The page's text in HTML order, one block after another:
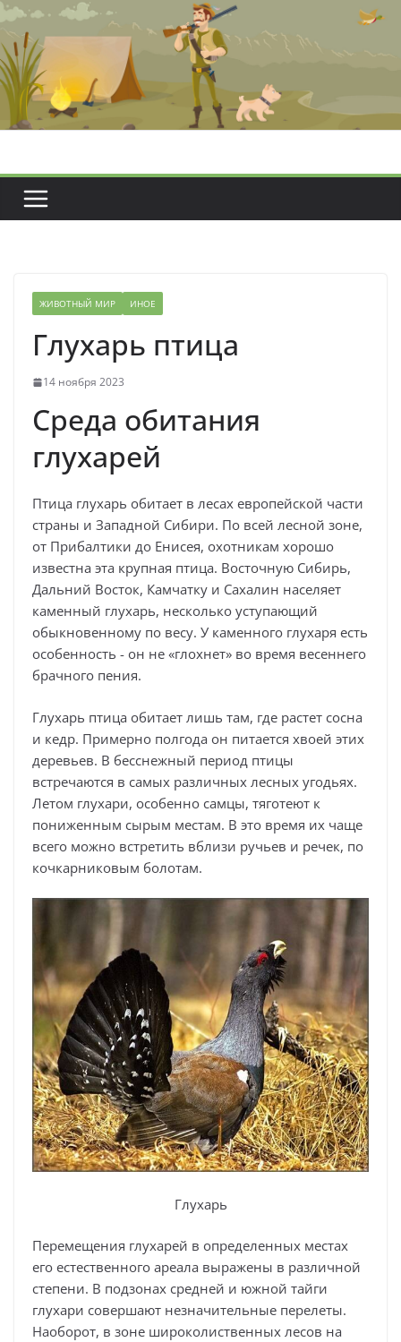
Перейти
содержимому
ЖИВОТНЫЙ МИР ИНОЕ
Глухарь птица
14 ноября 2023
Среда обитания
глухарей
Птица глухарь обитает в лесах европейской части
страны и Западной Сибири. По всей лесной зоне,
от Прибалтики до Енисея, охотникам хорошо
известна эта крупная птица. Восточную Сибирь,
Дальний Восток, Камчатку и Сахалин населяет
каменный глухарь, несколько уступающий
обыкновенному по весу. У каменного глухаря есть
особенность - он не «глохнет» во время весеннего
брачного пения.
Глухарь птица обитает лишь там, где растет сосна
и кедр. Примерно полгода он питается хвоей этих
деревьев. В бесснежный период птицы
встречаются в самых различных лесных угодьях.
Летом глухари, особенно самцы, тяготеют к
пониженным сырым местам. В это время их чаще
всего можно встретить вблизи ручьев и речек, по
кочкарниковым болотам.
Глухарь
Перемещения глухарей в определенных местах
его естественного ареала выражены в различной
степени. В подзонах средней и южной тайги
глухари совершают незначительные перелеты.
Наоборот, в зоне широколиственных лесов на